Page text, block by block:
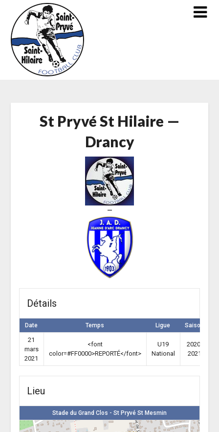
content
St Pryvé St Hilaire —
Drancy
—
Détails
Date Temps Ligue Saison
21
mars
2021
<font
color=#FF0000>REPORTÉ</font>
U19
National
2020-
2021
Lieu
Stade du Grand Clos - St Pryvé St Mesmin